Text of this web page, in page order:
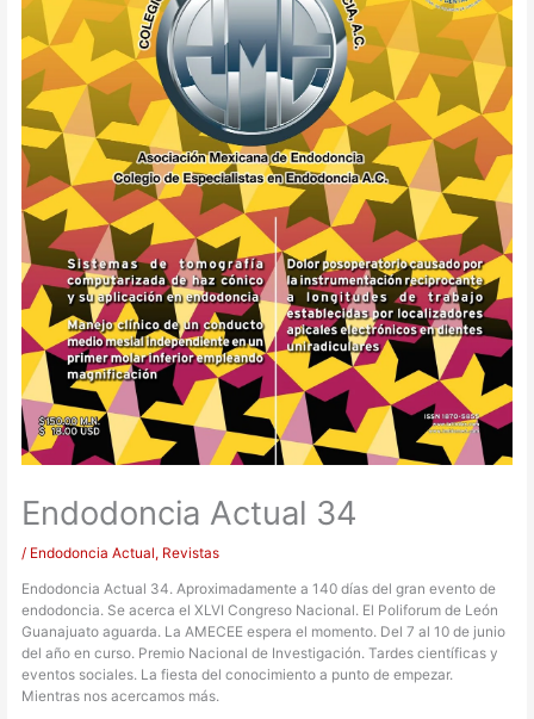
Endodoncia Actual 34
/ Endodoncia Actual, Revistas
Endodoncia Actual 34. Aproximadamente a 140 días del gran evento de
endodoncia. Se acerca el XLVI Congreso Nacional. El Poliforum de León
Guanajuato aguarda. La AMECEE espera el momento. Del 7 al 10 de junio
del año en curso. Premio Nacional de Investigación. Tardes científicas y
eventos sociales. La fiesta del conocimiento a punto de empezar.
Mientras nos acercamos más.